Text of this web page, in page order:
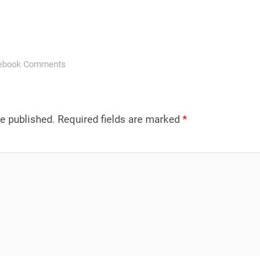
Comments
published. Required fields are marked*